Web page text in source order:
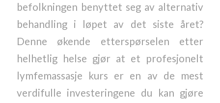
befolkningen benyttet seg av alternativ
behandling i løpet av det siste året?
Denne økende etterspørselen etter
helhetlig helse gjør at et profesjonelt
lymfemassasje kurs er en av de mest
verdifulle investeringene du kan gjøre